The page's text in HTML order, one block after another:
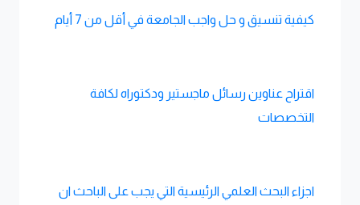
كيفية تنسيق و حل واجب الجامعة في أقل من 7 أيام
اقتراح عناوين رسائل ماجستير ودكتوراه لكافة
التخصصات
اجزاء البحث العلمي الرئيسية التي يجب على الباحث ان